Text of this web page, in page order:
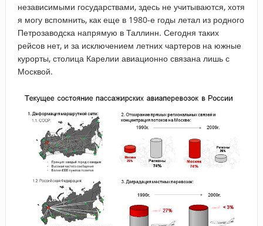
независимыми государствами, здесь не учитываются, хотя
я могу вспомнить, как еще в 1980-е годы летал из родного
Петрозаводска напрямую в Таллинн. Сегодня таких
рейсов нет, и за исключением летних чартеров на южные
курорты, столица Карелии авиационно связана лишь с
Москвой.